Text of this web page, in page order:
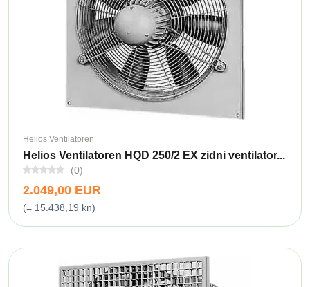
Helios Ventilatoren
Helios Ventilatoren HQD 250/2 EX zidni ventilator...
(0)
2.049,00 EUR
(= 15.438,19 kn)